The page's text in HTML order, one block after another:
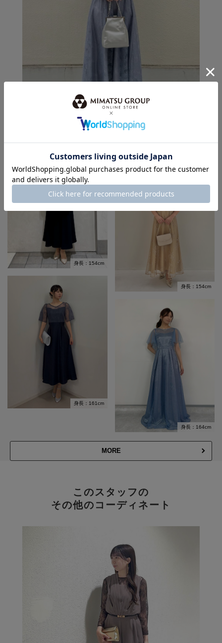
身長：154cm
身長：154cm
身長：161cm
身長：164cm
MORE
このスタッフの
その他のコーディネート